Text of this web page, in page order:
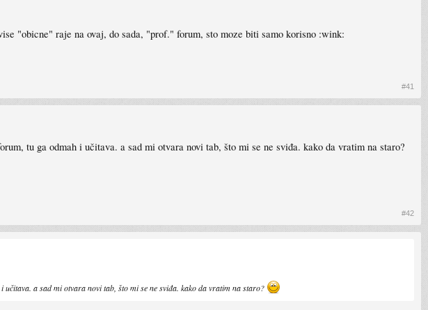
"obicne" raje na ovaj, do sada, "prof." forum, sto moze biti samo korisno :wink:
#41
tu ga odmah i učitava. a sad mi otvara novi tab, što mi se ne sviđa. kako da vratim na staro?
#42
a sad mi otvara novi tab, što mi se ne sviđa. kako da vratim na staro?